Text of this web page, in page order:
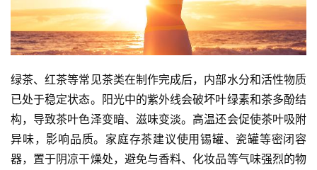
绿茶、红茶等常见茶类在制作完成后，内部水分和活性物质
已处于稳定状态。阳光中的紫外线会破坏叶绿素和茶多酚结
构，导致茶叶色泽变暗、滋味变淡。高温还会促使茶叶吸附
异味，影响品质。家庭存茶建议使用锡罐、瓷罐等密闭容
器，置于阴凉干燥处，避免与香料、化妆品等气味强烈的物